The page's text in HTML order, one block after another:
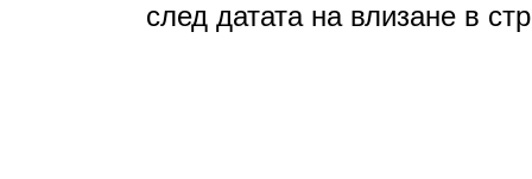
след датата на влизане в